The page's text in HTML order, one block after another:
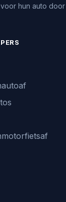
hun auto